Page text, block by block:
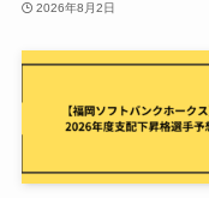
2026年8月2日